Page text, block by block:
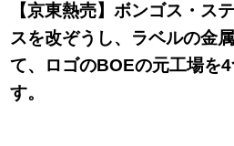
【京東熱売】ボンゴス・ス
スを改ぞうし、ラベルの金
て、ロゴのBOEの元工場を
す。